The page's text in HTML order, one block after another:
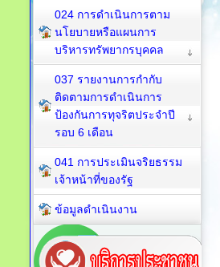
024 การดำเนินการตาม
นโยบายหรือแผนการ
บริหารทรัพยากรบุคคล
037 รายงานการกำกับ
ติดตามการดำเนินการ
ป้องกันการทุจริตประจำปี
รอบ 6 เดือน
041 การประเมินจริยธรรม
เจ้าหน้าที่ของรัฐ
ข้อมูลดำเนินงาน